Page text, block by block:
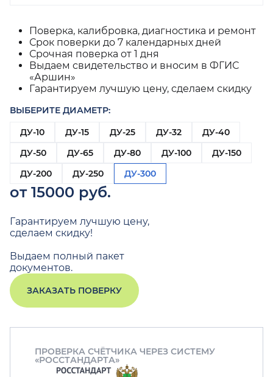
Поверка, калибровка, диагностика и ремонт
Срок поверки до 7 календарных дней
Срочная поверка от 1 дня
Выдаем свидетельство и вносим в ФГИС
«Аршин»
Гарантируем лучшую цену, сделаем скидку
ВЫБЕРИТЕ ДИАМЕТР:
ДУ-10
ДУ-15 ДУ-25 ДУ-32
ДУ-40
ДУ-50
ДУ-65 ДУ-80 ДУ-100
ДУ-150
ДУ-200
ДУ-250 ДУ-300
от 15000 руб.
Гарантируем лучшую цену,
сделаем скидку!
Выдаем полный пакет
документов.
ЗАКАЗАТЬ ПОВЕРКУ
ПРОВЕРКА СЧЁТЧИКА ЧЕРЕЗ СИСТЕМУ
«РОССТАНДАРТА»